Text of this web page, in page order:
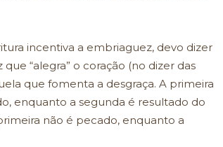
incentiva a embriaguez, devo dizer
“alegra” o coração (no dizer das
que fomenta a desgraça. A primeira
enquanto a segunda é resultado do
não é pecado, enquanto a